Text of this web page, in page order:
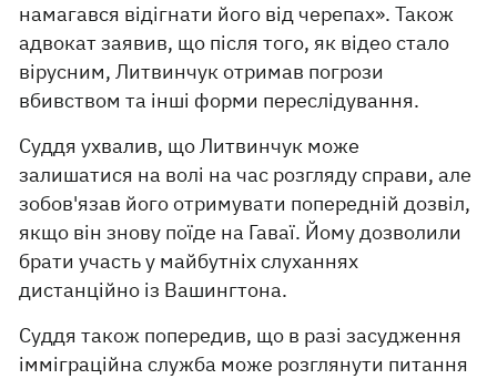
намагався відігнати його від черепах». Також
адвокат заявив, що після того, як відео стало
вірусним, Литвинчук отримав погрози
вбивством та інші форми переслідування.
Суддя ухвалив, що Литвинчук може
залишатися на волі на час розгляду справи, але
зобов'язав його отримувати попередній дозвіл,
якщо він знову поїде на Гаваї. Йому дозволили
брати участь у майбутніх слуханнях
дистанційно із Вашингтона.
Суддя також попередив, що в разі засудження
імміграційна служба може розглянути питання